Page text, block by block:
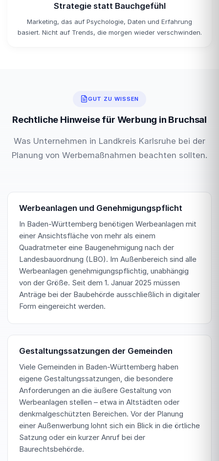
Strategie statt Bauchgefühl
Marketing, das auf Psychologie, Daten und Erfahrung
basiert. Nicht auf Trends, die morgen wieder verschwinden.
GUT ZU WISSEN
Rechtliche Hinweise für Werbung in Bruchsal
Was Unternehmen in Landkreis Karlsruhe bei der
Planung von Werbemaßnahmen beachten sollten.
Werbeanlagen und Genehmigungspflicht
In Baden-Württemberg benötigen Werbeanlagen mit
einer Ansichtsfläche von mehr als einem
Quadratmeter eine Baugenehmigung nach der
Landesbauordnung (LBO). Im Außenbereich sind alle
Werbeanlagen genehmigungspflichtig, unabhängig
von der Größe. Seit dem 1. Januar 2025 müssen
Anträge bei der Baubehörde ausschließlich in digitaler
Form eingereicht werden.
Gestaltungssatzungen der Gemeinden
Viele Gemeinden in Baden-Württemberg haben
eigene Gestaltungssatzungen, die besondere
Anforderungen an die äußere Gestaltung von
Werbeanlagen stellen – etwa in Altstädten oder
denkmalgeschützten Bereichen. Vor der Planung
einer Außenwerbung lohnt sich ein Blick in die örtliche
Satzung oder ein kurzer Anruf bei der
Baurechtsbehörde.